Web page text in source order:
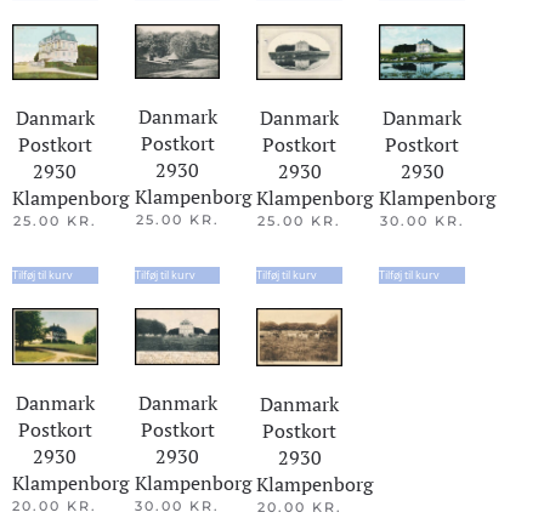
Danmark
Postkort
2930
Klampenborg
25.00 KR.
Tilføj til kurv
Danmark
Postkort
2930
Klampenborg
25.00 KR.
Tilføj til kurv
Danmark
Postkort
2930
Klampenborg
25.00 KR.
Tilføj til kurv
Danmark
Postkort
2930
Klampenborg
30.00 KR.
Tilføj til kurv
Danmark
Postkort
2930
Klampenborg
20.00 KR.
Danmark
Postkort
2930
Klampenborg
30.00 KR.
Danmark
Postkort
2930
Klampenborg
20.00 KR.